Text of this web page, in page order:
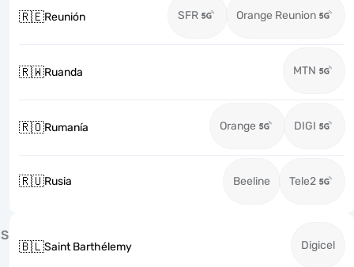
🇷🇪Reunión SFR Orange Reunion
🇷🇼Ruanda MTN
🇷🇴Rumanía Orange DIGI
🇷🇺Rusia Beeline Tele2
S
🇧🇱Saint Barthélemy Digicel